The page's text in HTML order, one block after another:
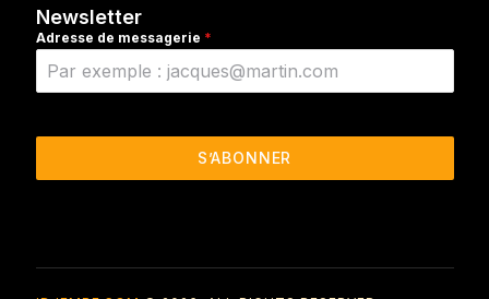
Newsletter
Adresse de messagerie *
S’ABONNER